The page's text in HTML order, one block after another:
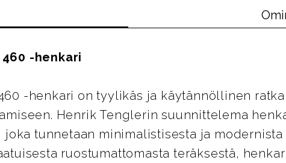
-henkari
-henkari on tyylikäs ja käytännöllinen
Henrik Tenglerin suunnittelema
joka tunnetaan minimalistisesta ja
ruostumattomasta teräksestä,